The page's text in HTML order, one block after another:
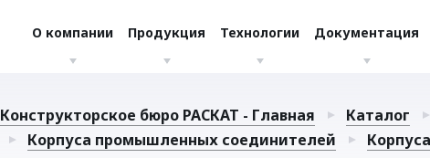
О компании Продукция Технологии Документация
Конструкторское бюро РАСКАТ - Главная Каталог
Корпуса промышленных соединителей